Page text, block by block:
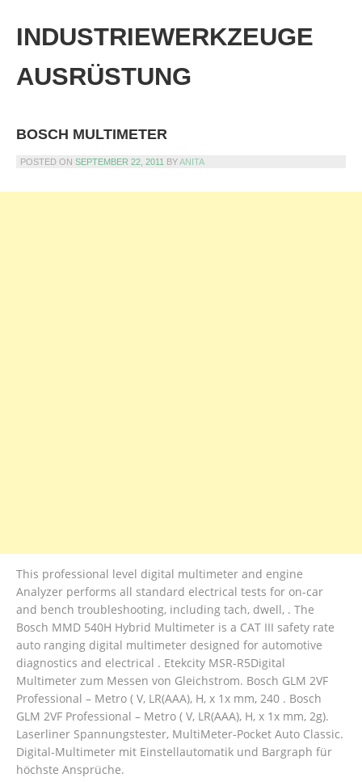
content
INDUSTRIEWERKZEUGE
AUSRÜSTUNG
BOSCH MULTIMETER
POSTED ON SEPTEMBER 22, 2011 BYANITA
This professional level digital multimeter and engine
Analyzer performs all standard electrical tests for on-car
and bench troubleshooting, including tach, dwell, . The
Bosch MMD 540H Hybrid Multimeter is a CAT III safety rate
auto ranging digital multimeter designed for automotive
diagnostics and electrical . Etekcity MSR-R5Digital
Multimeter zum Messen von Gleichstrom. Bosch GLM 2VF
Professional – Metro ( V, LR(AAA), H, x 1x mm, 240 . Bosch
GLM 2VF Professional – Metro ( V, LR(AAA), H, x 1x mm, 2g).
Laserliner Spannungstester, MultiMeter-Pocket Auto Classic.
Digital-Multimeter mit Einstellautomatik und Bargraph für
höchste Ansprüche.